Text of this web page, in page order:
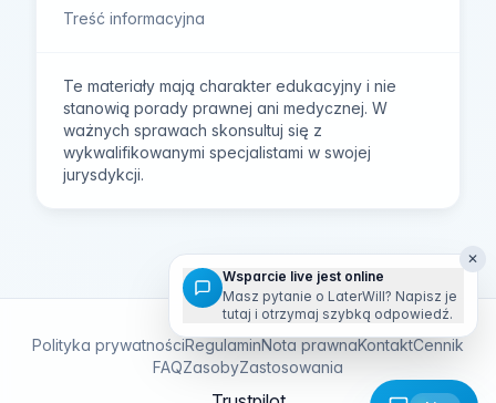
Treść informacyjna
Te materiały mają charakter edukacyjny i nie
stanowią porady prawnej ani medycznej. W
ważnych sprawach skonsultuj się z
wykwalifikowanymi specjalistami w swojej
jurysdykcji.
Polityka prywatnościRegulaminNota prawnaKontaktCennik
FAQZasobyZastosowania
✕
Wsparcie live jest online
Masz pytanie o LaterWill? Napisz je
tutaj i otrzymaj szybką odpowiedź.